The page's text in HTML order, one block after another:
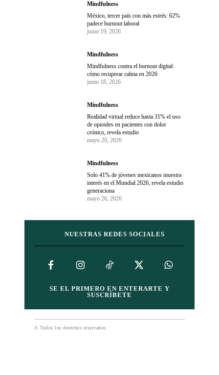
Mindfulness
México, tercer país con más estrés: 62%
padece burnout laboral
junio 19, 2026
Mindfulness
Mindfulness contra el burnout digital:
cómo recuperar calma en 2026
junio 18, 2026
Mindfulness
Realidad virtual reduce hasta 31% el uso
de opioides en pacientes con dolor
crónico, revela estudio
mayo 29, 2026
Mindfulness
Solo 41% de jóvenes mexicanos muestra
interés en el Mundial 2026, revela estudio
generaciona
mayo 26, 2026
NUESTRAS REDES SOCIALES
SE EL PRIMERO EN ENTERARTE Y
SUSCRÍBETE
© Todos los derechos reservados.